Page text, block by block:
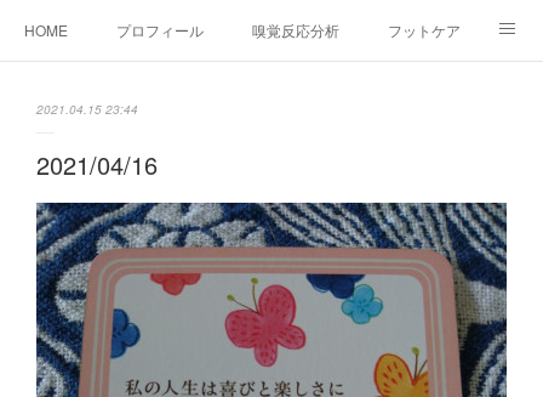
HOME プロフィール 嗅覚反応分析 フットケア
2021.04.15 23:44
2021/04/16